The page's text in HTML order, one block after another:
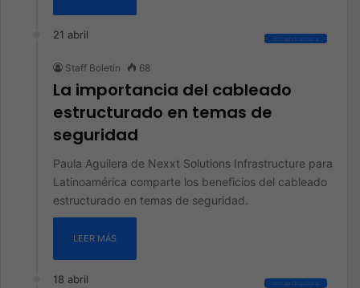
21 abril Infraestructura
Staff Boletín 68
La importancia del cableado
estructurado en temas de
seguridad
Paula Aguilera de Nexxt Solutions Infrastructure para
Latinoamérica comparte los beneficios del cableado
estructurado en temas de seguridad.
LEER MÁS
18 abril Infraestructura